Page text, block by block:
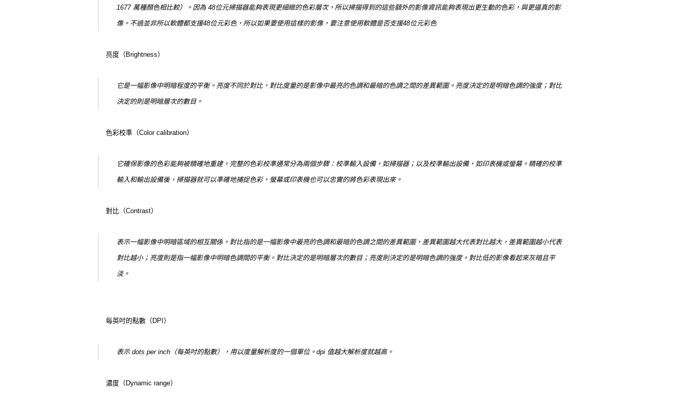
1677 萬種顏色相比較）。因為 48位元掃描器能夠表現更細緻的色彩層次，所以掃描得到的這些額外的影像資訊能夠表現出更生動的色彩，與更逼真的影
像。不過並非所以軟體都支援48位元彩色，所以如果要使用這樣的影像，要注意使用軟體是否支援48位元彩色
亮度（Brightness）
它是一幅影像中明暗程度的平衡。亮度不同於對比，對比度量的是影像中最亮的色調和最暗的色調之間的差異範圍。亮度決定的是明暗色調的強度；對比
決定的則是明暗層次的數目。
色彩校準（Color calibration）
它確保影像的色彩能夠被精確地重建。完整的色彩校準通常分為兩個步驟：校準輸入設備，如掃描器；以及校準輸出設備，如印表機或螢幕。精確的校準
輸入和輸出設備後，掃描器就可以準確地捕捉色彩，螢幕或印表機也可以忠實的將色彩表現出來。
對比（Contrast）
表示一幅影像中明暗區域的相互關係。對比指的是一幅影像中最亮的色調和最暗的色調之間的差異範圍，差異範圍越大代表對比越大，差異範圍越小代表
對比越小；亮度則是指一幅影像中明暗色調間的平衡。對比決定的是明暗層次的數目；亮度則決定的是明暗色調的強度。對比低的影像看起來灰暗且平
淡。
每英吋的點數（DPI）
表示 dots per inch（每英吋的點數），用以度量解析度的一個單位。dpi 值越大解析度就越高。
濃度（Dynamic range）